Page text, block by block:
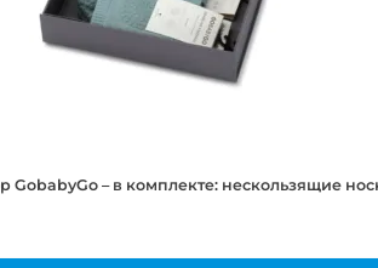
GobabyGo – в комплекте: нескользящие